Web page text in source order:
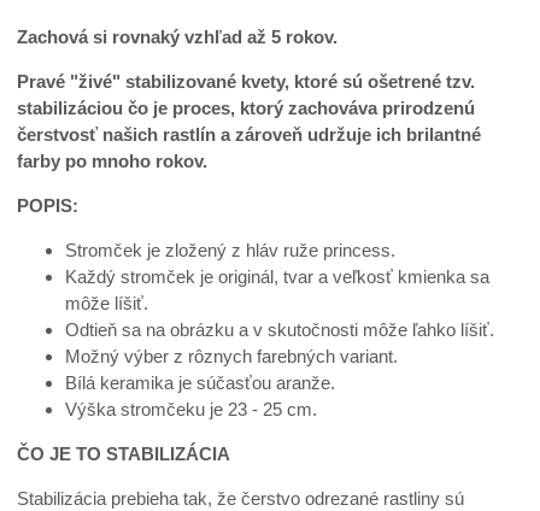
Zachová si rovnaký vzhľad až 5 rokov.
Pravé "živé" stabilizované kvety, ktoré sú ošetrené tzv.
stabilizáciou čo je proces, ktorý zachováva prirodzenú
čerstvosť našich rastlín a zároveň udržuje ich brilantné
farby po mnoho rokov.
POPIS:
Stromček je zložený z hláv ruže princess.
Každý stromček je originál, tvar a veľkosť kmienka sa
môže líšiť.
Odtieň sa na obrázku a v skutočnosti môže ľahko líšiť.
Možný výber z rôznych farebných variant.
Bílá keramika je súčasťou aranže.
Výška stromčeku je 23 - 25 cm.
ČO JE TO STABILIZÁCIA
Stabilizácia prebieha tak, že čerstvo odrezané rastliny sú